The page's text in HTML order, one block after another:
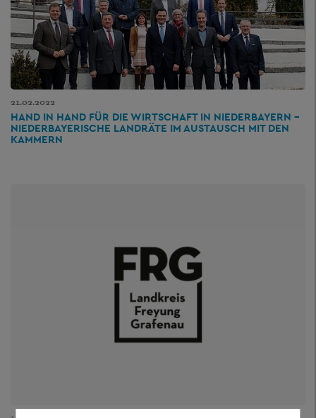
21.02.2022
HAND IN HAND FÜR DIE WIRTSCHAFT IN NIEDERBAYERN –
NIEDERBAYERISCHE LANDRÄTE IM AUSTAUSCH MIT DEN
KAMMERN